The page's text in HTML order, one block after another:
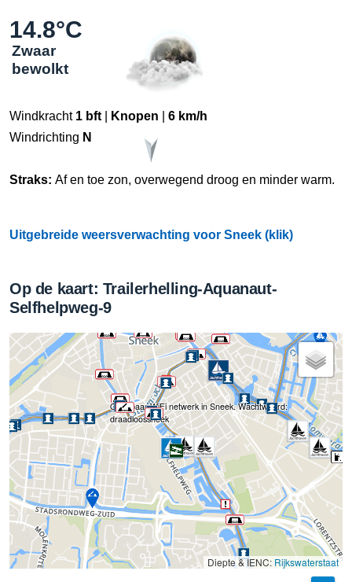
14.8°C
Zwaar
bewolkt
Windkracht 1 bft Knopen
6 km/h
Windrichting N
Straks: Af en toe zon, overwegend droog en minder warm.
Uitgebreide weersverwachting voor Sneek (klik)
Op de kaart: Trailerhelling-Aquanaut-
Selfhelpweg-9
Openbaar WiFi netwerk in Sneek. Wachtwoord:
draadloossneek
Diepte & IENC: Rijkswaterstaat